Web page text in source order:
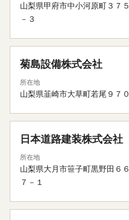
山梨県甲府市中小河原町３７５
－３
菊島設備株式会社
所在地
山梨県韮崎市大草町若尾９７０
日本道路建装株式会社
所在地
山梨県大月市笹子町黒野田６６
７－１